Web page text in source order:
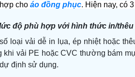
cho áo đồng phục. Hiện nay, có
độ phù hợp với hình thức in/
loại vải dễ in lụa, ép nhiệt hoặc
khi vải PE hoặc CVC thường bám
định sử dụng.